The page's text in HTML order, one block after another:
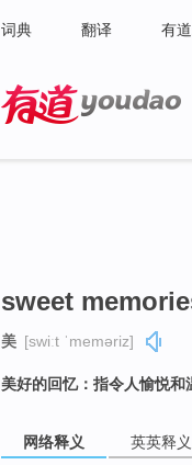
词典 翻译 有
sweet
美 [swiːt ˈmeməriz]
美好的回忆：指令人愉悦和
网络释义 英英释义